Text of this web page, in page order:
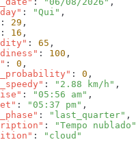
: "Qui"
: 29
: 16
: 65
: 100
: 0
: 0
: "2.88 km/h"
: "05:56 am"
: "05:37 pm"
: "last_quarter"
: "Tempo nublado"
: